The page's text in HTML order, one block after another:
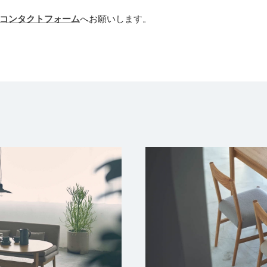
コンタクトフォームへお願いします。